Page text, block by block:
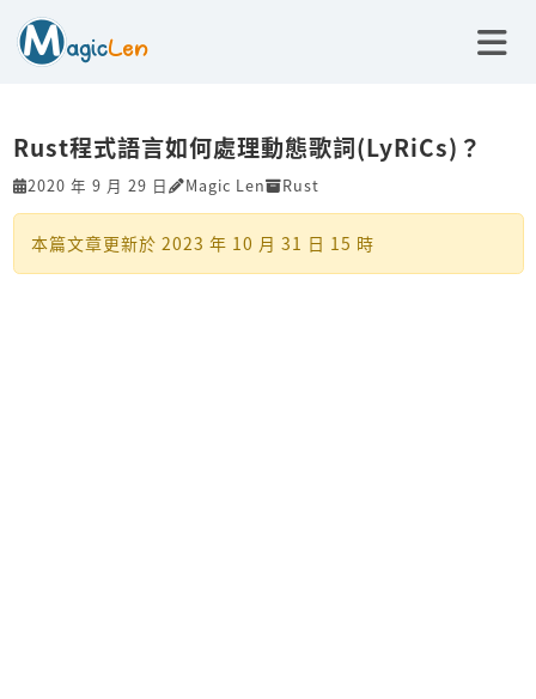
Rust程式語言如何處理動態歌詞(LyRiCs)？
2020 年 9 月 29 日 Magic Len Rust
本篇文章更新於 2023 年 10 月 31 日 15 時